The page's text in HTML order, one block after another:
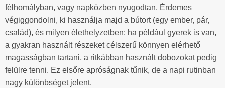
félhomályban, vagy napközben nyugodtan. Érdemes
végiggondolni, ki használja majd a bútort (egy ember, pár,
család), és milyen élethelyzetben: ha például gyerek is van,
a gyakran használt részeket célszerű könnyen elérhető
magasságban tartani, a ritkábban használt dobozokat pedig
felülre tenni. Ez elsőre apróságnak tűnik, de a napi rutinban
nagy különbséget jelent.